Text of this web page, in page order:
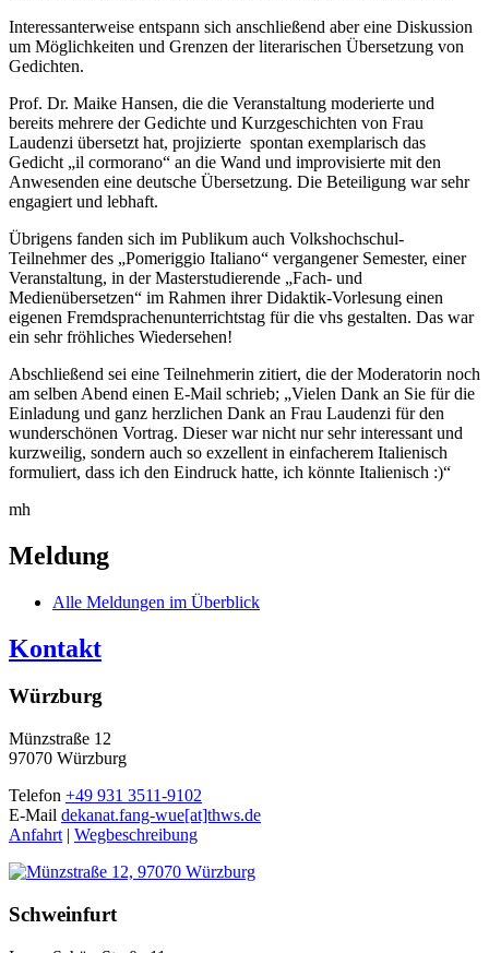
Interessanterweise entspann sich anschließend aber eine Diskussion
um Möglichkeiten und Grenzen der literarischen Übersetzung von
Gedichten.
Prof. Dr. Maike Hansen, die die Veranstaltung moderierte und
bereits mehrere der Gedichte und Kurzgeschichten von Frau
Laudenzi übersetzt hat, projizierte spontan exemplarisch das
Gedicht „il cormorano“ an die Wand und improvisierte mit den
Anwesenden eine deutsche Übersetzung. Die Beteiligung war sehr
engagiert und lebhaft.
Übrigens fanden sich im Publikum auch Volkshochschul-
Teilnehmer des „Pomeriggio Italiano“ vergangener Semester, einer
Veranstaltung, in der Masterstudierende „Fach- und
Medienübersetzen“ im Rahmen ihrer Didaktik-Vorlesung einen
eigenen Fremdsprachenunterrichtstag für die vhs gestalten. Das war
ein sehr fröhliches Wiedersehen!
Abschließend sei eine Teilnehmerin zitiert, die der Moderatorin noch
am selben Abend einen E-Mail schrieb; „Vielen Dank an Sie für die
Einladung und ganz herzlichen Dank an Frau Laudenzi für den
wunderschönen Vortrag. Dieser war nicht nur sehr interessant und
kurzweilig, sondern auch so exzellent in einfacherem Italienisch
formuliert, dass ich den Eindruck hatte, ich könnte Italienisch :)“
mh
Meldung
Alle Meldungen im Überblick
Kontakt
Würzburg
Münzstraße 12
97070 Würzburg
Telefon +49 931 3511-9102
E-Mail dekanat.fang-wue[at]thws.de
Anfahrt | Wegbeschreibung
Schweinfurt